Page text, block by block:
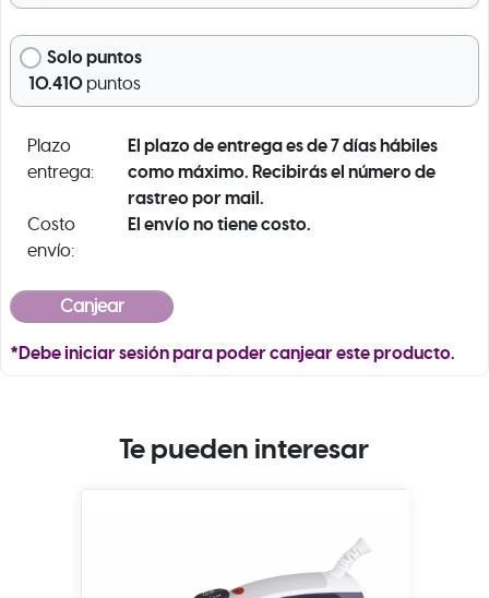
Solo puntos
10.410 puntos
Plazo
entrega:
El plazo de entrega es de 7 días hábiles
como máximo. Recibirás el número de
rastreo por mail.
Costo
envío:
El envío no tiene costo.
*Debe iniciar sesión para poder canjear este producto.
Te pueden interesar